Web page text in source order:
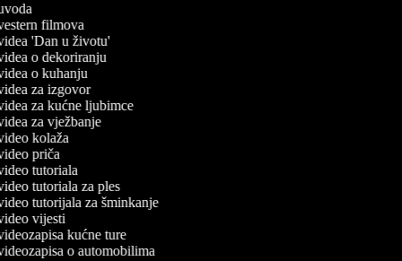
filmova
'Dan u životu'
o dekoriranju
o kuhanju
za izgovor
za kućne ljubimce
za vježbanje
kolaža
priča
tutoriala
tutoriala za ples
tutorijala za šminkanje
vijesti
kućne ture
o automobilima